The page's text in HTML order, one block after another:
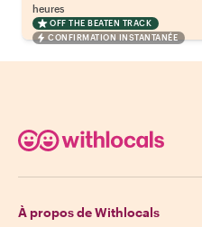
heures
OFF THE BEATEN TRACK
CONFIRMATION INSTANTANÉE
À propos de Withlocals